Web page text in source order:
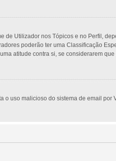
Utilizador nos Tópicos e no Perfil,
poderão ter uma Classificação
atitude contra si, se considerarem
o uso malicioso do sistema de email por